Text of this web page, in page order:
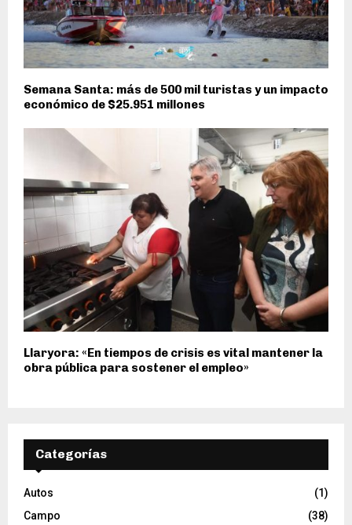
Semana Santa: más de 500 mil turistas y un impacto
económico de $25.951 millones
Llaryora: «En tiempos de crisis es vital mantener la
obra pública para sostener el empleo»
Categorías
Autos
(1)
Campo
(38)